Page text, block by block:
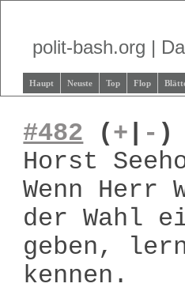
polit-bash.org |
Haupt Neuste Top Flop
#482 (+ - )
Horst
Wenn
der Wahl
geben,
kennen.